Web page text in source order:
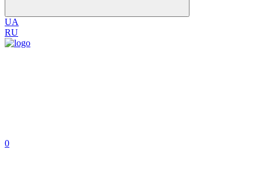
UA
RU
0